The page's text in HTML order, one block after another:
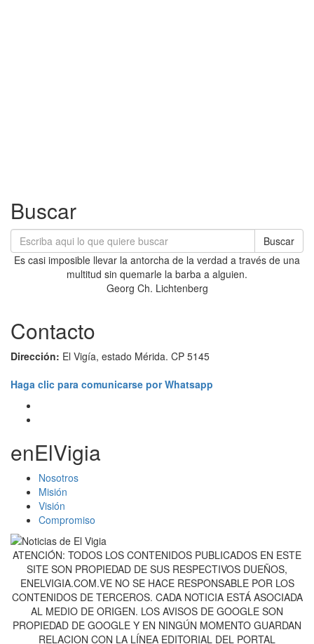
Buscar
Buscar
Es casi imposible llevar la antorcha de la verdad a través de una
multitud sin quemarle la barba a alguien.
Georg Ch. Lichtenberg
Contacto
Dirección: El Vigía, estado Mérida. CP 5145
Haga clic para comunicarse por Whatsapp
enElVigia
Nosotros
Misión
Visión
Compromiso
ATENCIÓN: TODOS LOS CONTENIDOS PUBLICADOS EN ESTE
SITE SON PROPIEDAD DE SUS RESPECTIVOS DUEÑOS,
ENELVIGIA.COM.VE NO SE HACE RESPONSABLE POR LOS
CONTENIDOS DE TERCEROS. CADA NOTICIA ESTÁ ASOCIADA
AL MEDIO DE ORIGEN. LOS AVISOS DE GOOGLE SON
PROPIEDAD DE GOOGLE Y EN NINGÚN MOMENTO GUARDAN
RELACION CON LA LÍNEA EDITORIAL DEL PORTAL